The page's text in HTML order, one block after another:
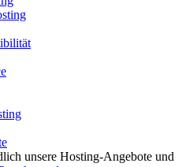
unsere Hosting-Angebote und